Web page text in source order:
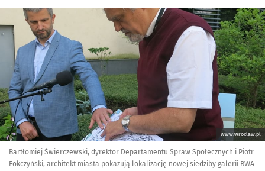
Kliknij, aby powiększyć
www.wroclaw.pl
Bartłomiej Świerczewski, dyrektor Departamentu Spraw Społecznych i Piotr
Fokczyński, architekt miasta pokazują lokalizację nowej siedziby galerii BWA